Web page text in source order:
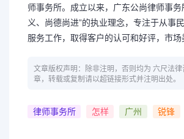
师事务所。成立以来，广东公尚律师事务
义、尚德尚进”的执业理念，专注于从事
服务工作，取得客户的认可和好评，市场
文章版权声明：除非注明，否则均为 六尺法
章，转载或复制请以超链接形式并注明出处。
律师事务所 怎样 广州 锐锋